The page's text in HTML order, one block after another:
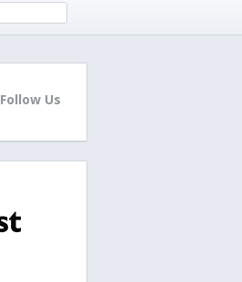
Follow Us